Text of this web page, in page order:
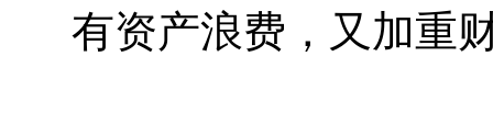
有资产浪费，又加重